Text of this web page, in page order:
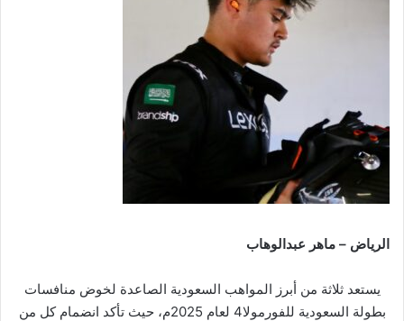
الرياض – ماهر عبدالوهاب
يستعد ثلاثة من أبرز المواهب السعودية الصاعدة لخوض منافسات
بطولة السعودية للفورمولا4 لعام 2025م، حيث تأكد انضمام كل من